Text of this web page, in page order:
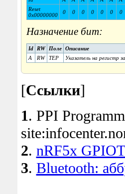
Reset
0x00000000
0 0 0 0 0 0 0
Назначение бит:
Id RW Поле
Описание
A
RW TEP Указатель на регистр
[Ссылки]
1. PPI
2. nRF5x
3. Bluetooth: